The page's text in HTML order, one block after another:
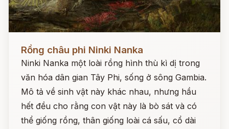
Đọc ngay
Rồng châu phi Ninki Nanka
Ninki Nanka một loài rồng hình thù kì dị trong
văn hóa dân gian Tây Phi, sống ở sông Gambia.
Mô tả về sinh vật này khác nhau, nhưng hầu
hết đều cho rằng con vật này là bò sát và có
thể giống rồng, thân giống loài cá sấu, cổ dài